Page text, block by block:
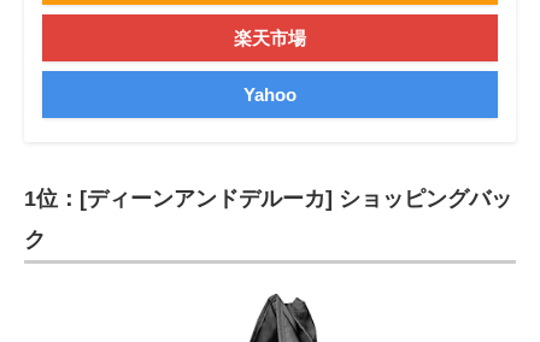
楽天市場
Yahoo
1位：[ディーンアンドデルーカ] ショッピングバッ
ク